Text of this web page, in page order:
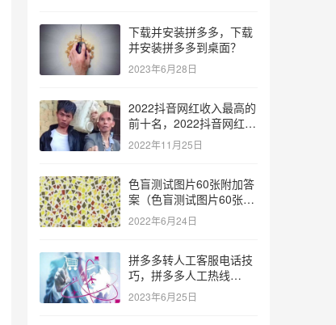
下载并安装拼多多，下载
并安装拼多多到桌面？
2023年6月28日
2022抖音网红收入最高的
前十名，2022抖音网红收
入最高的前十名有哪些？
2022年11月25日
色盲测试图片60张附加答
案（色盲测试图片60张复
杂）
2022年6月24日
拼多多转人工客服电话技
巧，拼多多人工热线
9541344？
2023年6月25日